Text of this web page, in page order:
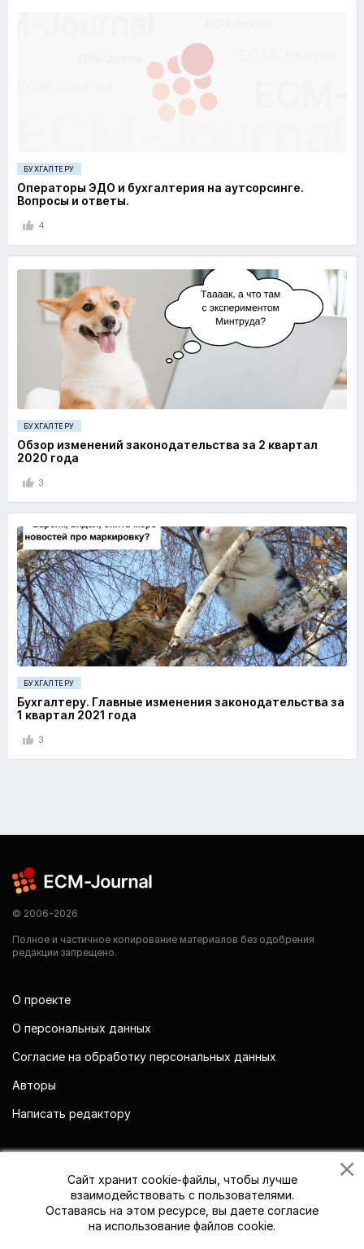
БУХГАЛТЕРУ
Операторы ЭДО и бухгалтерия на аутсорсинге.
Вопросы и ответы.
4
БУХГАЛТЕРУ
Обзор изменений законодательства за 2 квартал
2020 года
3
БУХГАЛТЕРУ
Бухгалтеру. Главные изменения законодательства за
1 квартал 2021 года
3
© 2006-2026
Полное и частичное копирование материалов без одобрения
редакции запрещено.
О проекте
О персональных данных
Согласие на обработку персональных данных
Авторы
Написать редактору
Сайт хранит cookie-файлы, чтобы лучше
взаимодействовать с пользователями.
Оставаясь на этом ресурсе, вы даете согласие
на использование файлов cookie.